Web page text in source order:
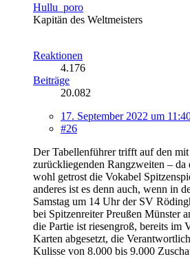
Hullu_poro
Kapitän des Weltmeisters
Reaktionen
4.176
Beiträge
20.082
17. September 2022 um
#26
Der Tabellenführer trifft auf den
zurückliegenden Rangzweiten – da
wohl getrost die Vokabel
anderes ist es denn auch, wenn in
Samstag um 14 Uhr der SV
bei Spitzenreiter Preußen Münster
die Partie ist riesengroß, bereits im
Karten abgesetzt, die
Kulisse von 8.000 bis 9.000